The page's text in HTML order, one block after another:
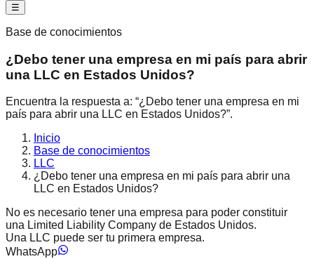
☰
Base de conocimientos
¿Debo tener una empresa en mi país para abrir
una LLC en Estados Unidos?
Encuentra la respuesta a: “¿Debo tener una empresa en mi
país para abrir una LLC en Estados Unidos?”.
Inicio
Base de conocimientos
LLC
¿Debo tener una empresa en mi país para abrir una
LLC en Estados Unidos?
No es necesario tener una empresa para poder constituir
una Limited Liability Company de Estados Unidos.
Una LLC puede ser tu primera empresa.
WhatsApp